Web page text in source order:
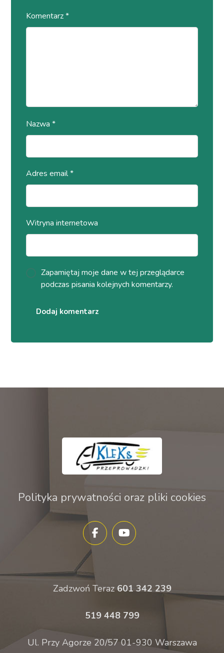
Komentarz*
Nazwa*
Adres email*
Witryna internetowa
Zapamiętaj moje dane w tej przeglądarce
podczas pisania kolejnych komentarzy.
Dodaj komentarz
Polityka prywatności oraz pliki cookies
Zadzwoń Teraz601 342 239
519 448 799
Ul. Przy Agorze 20/57 01-930 Warszawa